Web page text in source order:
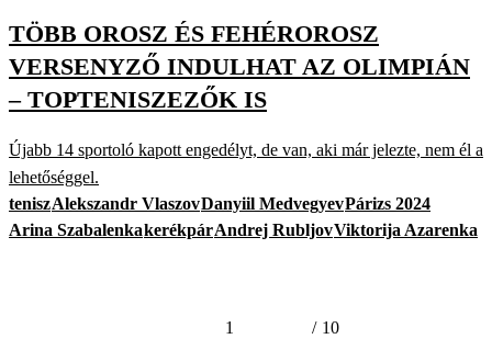
TÖBB OROSZ ÉS FEHÉROROSZ
VERSENYZŐ INDULHAT AZ OLIMPIÁN
– TOPTENISZEZŐK IS
Újabb 14 sportoló kapott engedélyt, de van, aki már jelezte, nem él a
lehetőséggel.
teniszAlekszandr VlaszovDanyiil MedvegyevPárizs 2024
Arina SzabalenkakerékpárAndrej RubljovViktorija Azarenka
1 / 10